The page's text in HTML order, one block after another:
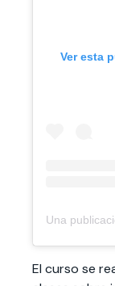
Ver esta
El curso se